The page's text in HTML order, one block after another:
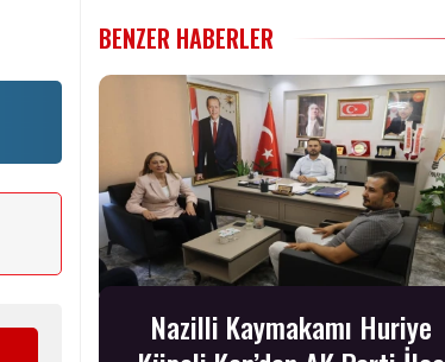
BENZER HABERLER
Nazilli Kaymakamı Huriye